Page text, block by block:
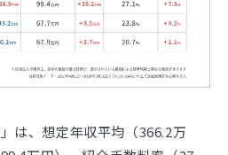
は、想定年収平均（366.2万